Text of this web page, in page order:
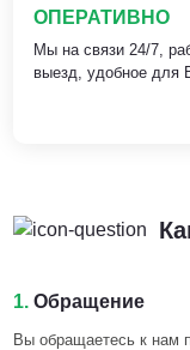
ОПЕРАТИВНО
Мы на связи 24/7,
выезд, удобное для
1. Обращение
Вы обращаетесь к нам